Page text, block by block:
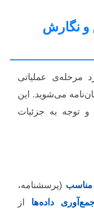
و نگارش
مرحله‌ی عملیاتی
می‌شوید. این
و توجه به جزئیات
مناسب (پرسشنامه،
داده‌ها از